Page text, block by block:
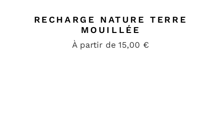
RECHARGE NATURE TERRE
MOUILLÉE
À partir de 15,00 €